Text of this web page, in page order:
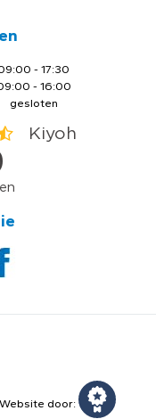
- 17:30
- 16:00
gesloten
Website door: